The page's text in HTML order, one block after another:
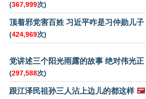
(367,999次)
顶着邪党害百姓 习近平咋是习仲勋儿子
(424,969次)
党讲述三个阳光雨露的故事 绝对伟光正
(297,588次)
跟江泽民祖孙三人沾上边儿的都这样 🖼️